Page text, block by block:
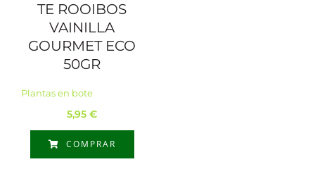
TE ROOIBOS
VAINILLA
GOURMET ECO
50GR
Plantas en bote
5,95€
COMPRAR